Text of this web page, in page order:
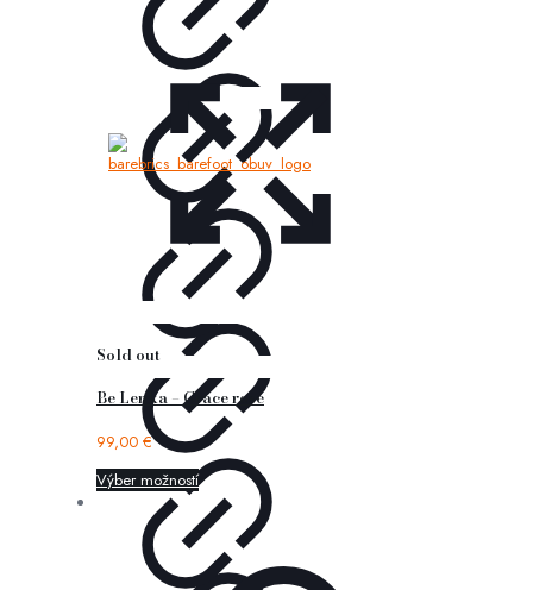
Sold out
Be Lenka – Grace rose
99,00 €
Výber možností